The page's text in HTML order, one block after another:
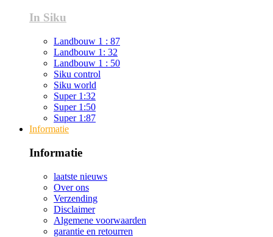
In Siku
Landbouw 1 : 87
Landbouw 1: 32
Landbouw 1 : 50
Siku control
Siku world
Super 1:32
Super 1:50
Super 1:87
Informatie
Informatie
laatste nieuws
Over ons
Verzending
Disclaimer
Algemene voorwaarden
garantie en retourren